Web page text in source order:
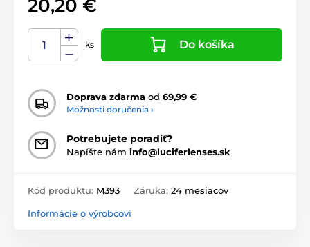
20,20 €
ks Do košíka
Doprava zdarma od 69,99 €
Možnosti doručenia ›
Potrebujete poradiť?
Napíšte nám info@luciferlenses.sk
Kód produktu: M393 Záruka: 24 mesiacov
Informácie o výrobcovi